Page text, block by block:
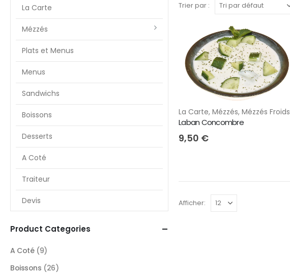
Trier par :
La Carte, Mézzés, Mézzés Froids
Laban Concombre
9,50 €
Afficher:
La Carte
Mézzés
Plats et Menus
Menus
Sandwichs
Boissons
Desserts
A Coté
Traiteur
Devis
Product Categories
A Coté (9)
Boissons (26)